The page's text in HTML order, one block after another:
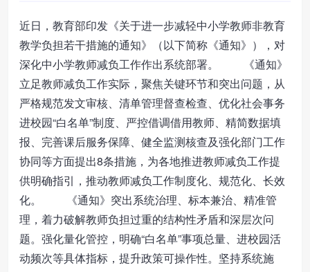
近日，教育部印发《关于进一步减轻中小学教师非教育
教学负担若干措施的通知》（以下简称《通知》），对
深化中小学教师减负工作作出系统部署。 《通知》
立足教师减负工作实际，聚焦关键环节和突出问题，从
严格规范发文审核、清单管理督查检查、优化社会事务
进校园“白名单”制度、严控借调借用教师、精简数据填
报、完善课后服务保障、健全监测核查及强化部门工作
协同等方面提出8条措施，为各地推进教师减负工作提
供明确指引，推动教师减负工作制度化、规范化、长效
化。 《通知》突出系统治理、标本兼治、精准管
理，着力破解教师负担过重的结构性矛盾和深层次问
题。强化量化管控，明确“白名单”事项总量、进校园活
动频次等具体指标，提升政策可操作性。坚持系统施